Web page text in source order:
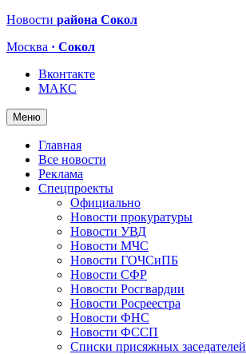
Новости района Сокол
Москва · Сокол
Вконтакте
МАКС
Меню
Главная
Все новости
Реклама
Спецпроекты
Официально
Новости прокуратуры
Новости УВД
Новости МЧС
Новости ГОЧСиПБ
Новости СФР
Новости Росгвардии
Новости Росреестра
Новости ФНС
Новости ФССП
Списки присяжных заседателей